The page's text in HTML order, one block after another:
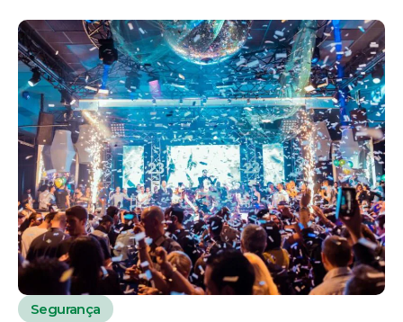
Segurança